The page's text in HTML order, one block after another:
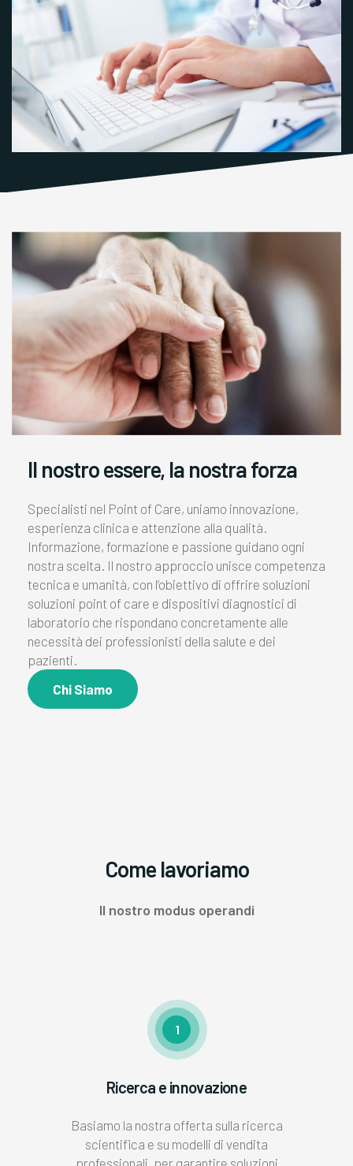
Il nostro essere, la nostra forza
Specialisti nel Point of Care, uniamo innovazione,
esperienza clinica e attenzione alla qualità.
Informazione, formazione e passione guidano ogni
nostra scelta. Il nostro approccio unisce competenza
tecnica e umanità, con l’obiettivo di offrire soluzioni
soluzioni point of care e dispositivi diagnostici di
laboratorio che rispondano concretamente alle
necessità dei professionisti della salute e dei
pazienti.
Chi Siamo
Come lavoriamo
Il nostro modus operandi
1
Ricerca e innovazione
Basiamo la nostra offerta sulla ricerca
scientifica e su modelli di vendita
professionali, per garantire soluzioni